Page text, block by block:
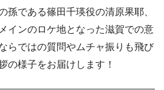
孫である篠田千瑛役の清原果耶、
インのロケ地となった滋賀での意
らではの質問やムチャ振りも飛び
の様子をお届けします！